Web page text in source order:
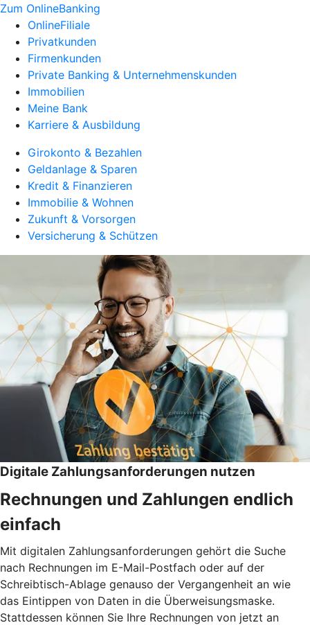
Zum OnlineBanking
OnlineFiliale
Privatkunden
Firmenkunden
Private Banking & Unternehmenskunden
Immobilien
Meine Bank
Karriere & Ausbildung
Girokonto & Bezahlen
Geldanlage & Sparen
Kredit & Finanzieren
Immobilie & Wohnen
Zukunft & Vorsorgen
Versicherung & Schützen
Digitale Zahlungsanforderungen nutzen
Rechnungen und Zahlungen endlich
einfach
Mit digitalen Zahlungsanforderungen gehört die Suche
nach Rechnungen im E-Mail-Postfach oder auf der
Schreibtisch-Ablage genauso der Vergangenheit an wie
das Eintippen von Daten in die Überweisungsmaske.
Stattdessen können Sie Ihre Rechnungen von jetzt an